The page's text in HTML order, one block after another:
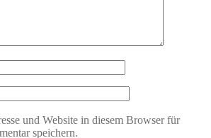
und Website in diesem Browser für
speichern.